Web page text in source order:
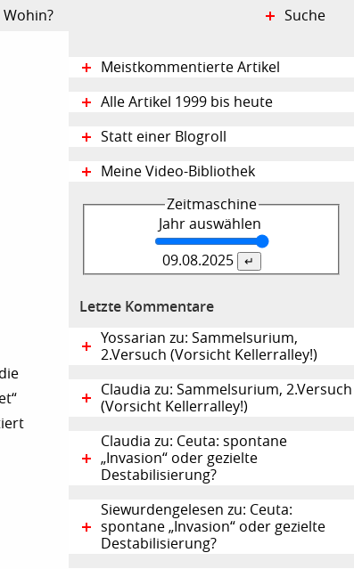
Suche
Wohin?
Meistkommentierte Artikel
Alle Artikel 1999 bis heute
Statt einer Blogroll
Meine Video-Bibliothek
Zeitmaschine
Jahr auswählen
09.08.2025
Letzte Kommentare
Yossarian zu: Sammelsurium,
2.Versuch (Vorsicht Kellerralley!)
Claudia zu: Sammelsurium, 2.Versuch
(Vorsicht Kellerralley!)
Claudia zu: Ceuta: spontane
„Invasion“ oder gezielte
Destabilisierung?
Siewurdengelesen zu: Ceuta:
spontane „Invasion“ oder gezielte
Destabilisierung?